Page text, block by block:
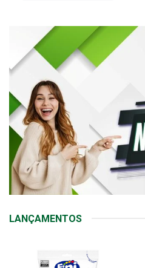
LANÇAMENTOS